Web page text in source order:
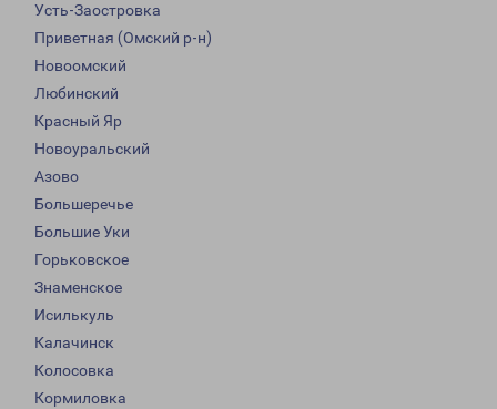
Усть-Заостровка
Приветная (Омский р-н)
Новоомский
Любинский
Красный Яр
Новоуральский
Азово
Большеречье
Большие Уки
Горьковское
Знаменское
Исилькуль
Калачинск
Колосовка
Кормиловка